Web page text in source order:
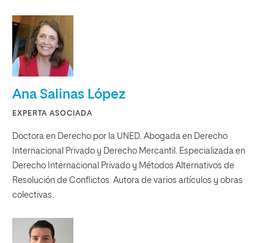
Ana Salinas López
EXPERTA ASOCIADA
Doctora en Derecho por la UNED. Abogada en Derecho
Internacional Privado y Derecho Mercantil. Especializada en
Derecho Internacional Privado y Métodos Alternativos de
Resolución de Conflictos. Autora de varios artículos y obras
colectivas.